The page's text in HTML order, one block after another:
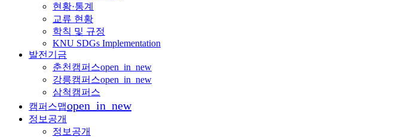
현황·통계
교류 현황
학칙 및 규정
KNU SDGs Implementation
발전기금
춘천캠퍼스open_in_new
강릉캠퍼스open_in_new
삼척캠퍼스
캠퍼스맵open_in_new
정보공개
정보공개